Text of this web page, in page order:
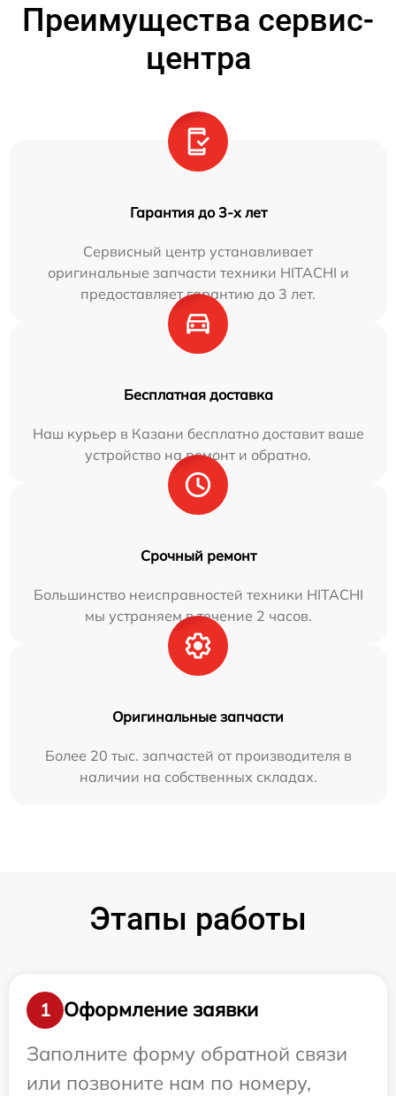
Преимущества сервис-
центра
Гарантия до 3-х лет
Сервисный центр устанавливает
оригинальные запчасти техники HITACHI и
предоставляет гарантию до 3 лет.
Бесплатная доставка
Наш курьер в Казани бесплатно доставит ваше
устройство на ремонт и обратно.
Срочный ремонт
Большинство неисправностей техники HITACHI
мы устраняем в течение 2 часов.
Оригинальные запчасти
Более 20 тыс. запчастей от производителя в
наличии на собственных складах.
Этапы работы
1
Оформление заявки
Заполните форму обратной связи
или позвоните нам по номеру,